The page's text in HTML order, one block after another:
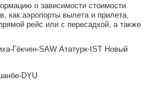
о зависимости стоимости
как аэропорты вылета и прилета,
рейс или с пересадкой, а также
Гёкчен-SAW Ататурк-IST Новый
DYU